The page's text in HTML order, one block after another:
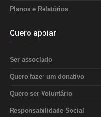
Planos e Relatórios
Quero apoiar
Ser associado
Quero fazer um donativo
Quero ser Voluntário
Responsabilidade Social